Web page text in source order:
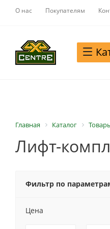
О нас Покупателям
Главная Каталог
Лифт-
Фильтр по
Цена